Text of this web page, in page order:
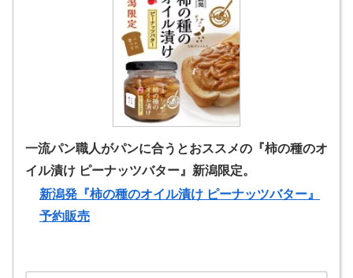
一流パン職人がパンに合うとおススメの『柿の種のオ
イル漬け ピーナッツバター』新潟限定。
新潟発『柿の種のオイル漬け ピーナッツバター』
予約販売